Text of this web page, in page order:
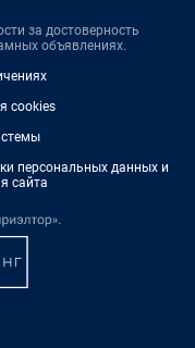
за достоверность
объявлениях.
cookies
персональных данных и
сайта